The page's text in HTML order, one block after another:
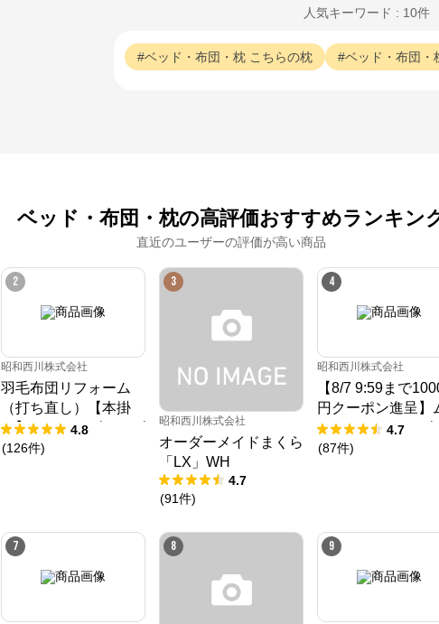
人気キーワード : 10件
ベッド・布団・枕 こちらの枕 ベッド・布団・
ベッド・布団・枕の高評価おすすめランキン
直近のユーザーの評価が高い商品
2
昭和西川株式会社
羽毛布団リフォーム
（打ち直し）【本掛
け】ホワイトダックダ
ウン85%
4.8
(126件)
3
昭和西川株式会社
オーダーメイドまくら
「LX」WH
4.7
(91件)
4
昭和西川株式会社
【8/7 9:59まで
円クーポン進呈】
ツ マットレス 30年
アツマットレスX《
4.7
(87件)
7 8 9
ねむりのアトリエOnlineSHOP
公式ECサイト